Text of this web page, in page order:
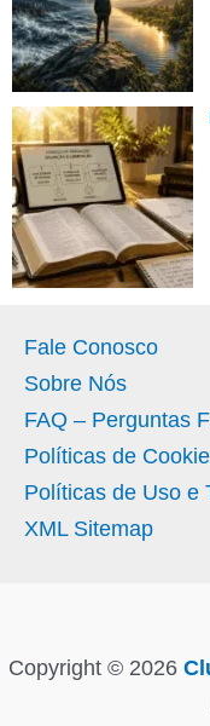
Fale Conosco
Sobre Nós
FAQ – Perguntas
Políticas de
Políticas de Uso e
XML Sitemap
Copyright © 2026